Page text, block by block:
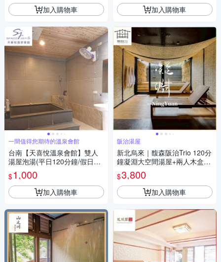
加入購物車
一間值得您期待的溫泉會館
台南【天喜悅溫泉會館】雙人
湯屋泡湯(平日120分鐘/假日90
分鐘)MO
$1,000
加入購物車
加入購物車
阪治湯屋
新北烏來｜馥森阪治Trio 120分
鐘凝淵大空間湯屋+兩人木盒餐
平假日通用券 淡季方案(MO26)
$3,800
加入購物車